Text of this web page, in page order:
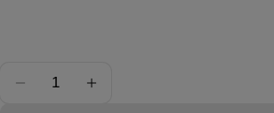
Hoeveelheid
Jouw